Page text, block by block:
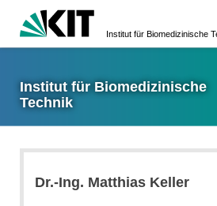
Institut für Biomedizinische
Technik
Dr.-Ing. Matthias Keller